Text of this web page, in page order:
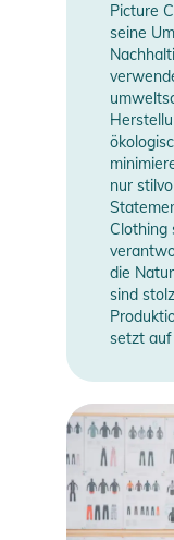
Picture
seine
nur
Clothing
die
sind
setzt